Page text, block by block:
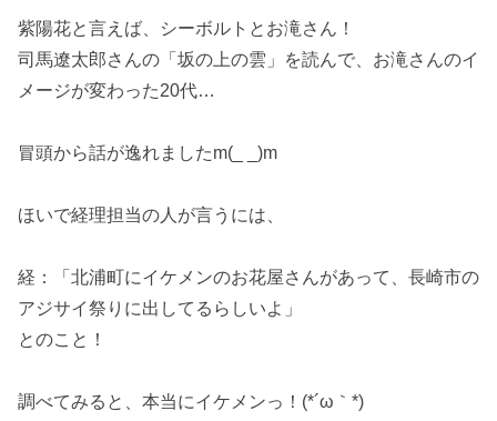
紫陽花と言えば、シーボルトとお滝さん！
司馬遼太郎さんの「坂の上の雲」を読んで、お滝さんのイ
メージが変わった20代…
冒頭から話が逸れましたm(_ _)m
ほいで経理担当の人が言うには、
経：「北浦町にイケメンのお花屋さんがあって、長崎市の
アジサイ祭りに出してるらしいよ」
とのこと！
調べてみると、本当にイケメンっ！(*´ω｀*)